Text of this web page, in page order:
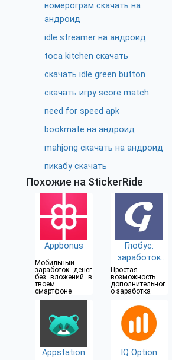
номерограм скачать на
андроид
idle streamer на андроид
toca kitchen скачать
скачать idle green button
скачать игру score match
need for speed apk
bookmate на андроид
mahjong скачать на андроид
пикабу скачать
Похожие на StickerRide
Appbonus
Мобильный
заработок денег
без вложений в
твоем
смартфоне
Глобус:
заработок
без вложений
Простая
возможность
дополнительног
о заработка
Appstation IQ Option